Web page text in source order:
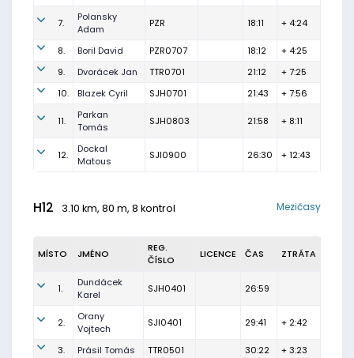
7.
Polansky
Adam
PZR 18:11 + 4:24
8. Boril David PZR0707 18:12
+ 4:25
9.
Dvorácek Jan TTR0701 21:12
+ 7:25
10.
Blazek Cyril SJH0701 21:43 + 7:56
11.
Parkan
Tomás
SJH0803 21:58 + 8:11
12.
Dockal
Matous
SJI0900 26:30 + 12:43
H12 3.10 km, 80 m, 8 kontrol Mezičasy
MÍSTO JMÉNO
REG.
ČÍSLO
LICENCE ČAS ZTRÁTA
1.
Dundácek
Karel
SJH0401 26:59
2.
Orany
Vojtech
SJI0401 29:41 + 2:42
3. Prásil Tomás TTR0501 30:22 + 3:23